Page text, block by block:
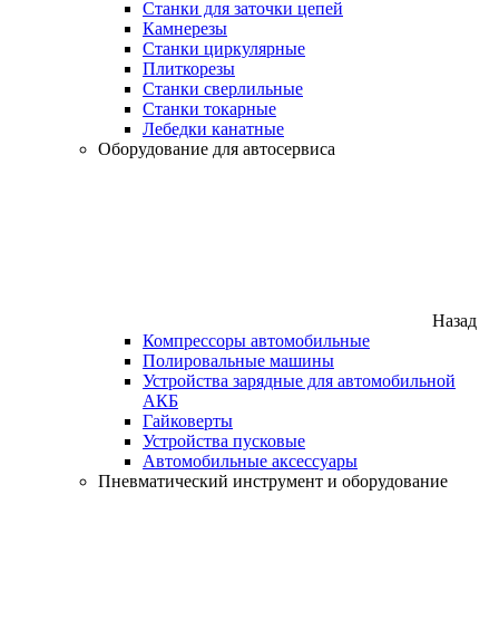
Станки для заточки цепей
Камнерезы
Станки циркулярные
Плиткорезы
Станки сверлильные
Станки токарные
Лебедки канатные
Оборудование для автосервиса
Назад
Компрессоры автомобильные
Полировальные машины
Устройства зарядные для автомобильной
АКБ
Гайковерты
Устройства пусковые
Автомобильные аксессуары
Пневматический инструмент и оборудование